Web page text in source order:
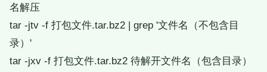
名解压
tar -jtv -f 打包文件.tar.bz2 | grep '文件名（不包含目
录）'
tar -jxv -f 打包文件.tar.bz2 待解开文件名（包含目录）